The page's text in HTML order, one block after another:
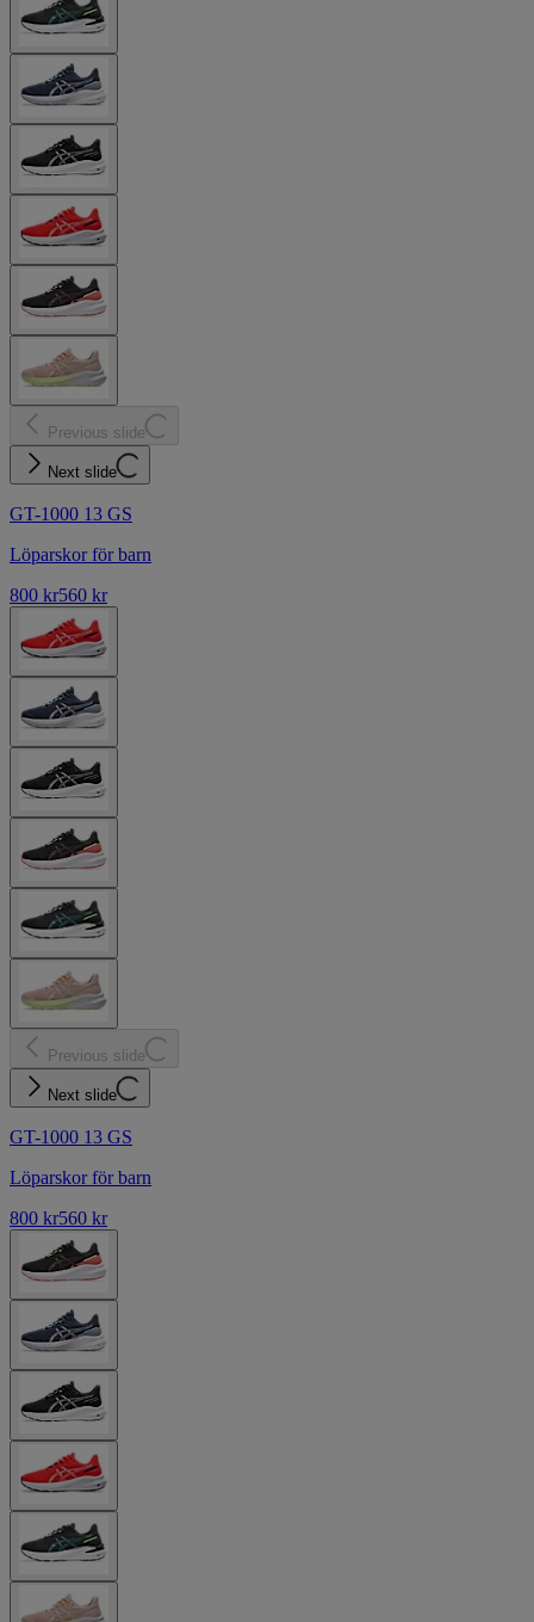
Previous slide
Next slide
GT-1000 13 GS
Löparskor för barn
800 kr560 kr
Previous slide
Next slide
GT-1000 13 GS
Löparskor för barn
800 kr560 kr